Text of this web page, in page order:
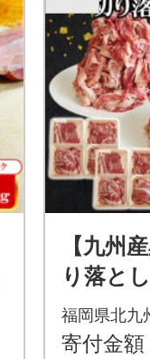
【九州
り落と
g×8パッ
福岡県北九
寄付金額